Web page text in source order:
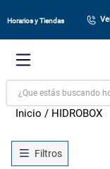
Horarios y Tiendas
¿Que estás buscando hoy?
HIDROBOX